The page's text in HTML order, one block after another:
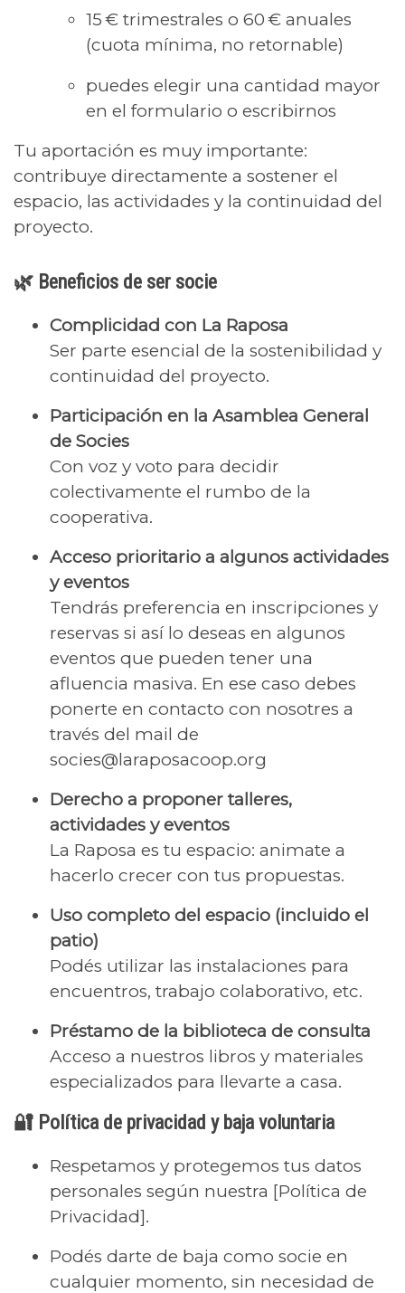
15 € trimestrales o 60 € anuales
(cuota mínima, no retornable)
puedes elegir una cantidad mayor
en el formulario o escribirnos
Tu aportación es muy importante:
contribuye directamente a sostener el
espacio, las actividades y la continuidad del
proyecto.
🌿 Beneficios de ser socie
Complicidad con La Raposa
Ser parte esencial de la sostenibilidad y
continuidad del proyecto.
Participación en la Asamblea General
de Socies
Con voz y voto para decidir
colectivamente el rumbo de la
cooperativa.
Acceso prioritario a algunos actividades
y eventos
Tendrás preferencia en inscripciones y
reservas si así lo deseas en algunos
eventos que pueden tener una
afluencia masiva. En ese caso debes
ponerte en contacto con nosotres a
través del mail de
socies@laraposacoop.org
Derecho a proponer talleres,
actividades y eventos
La Raposa es tu espacio: animate a
hacerlo crecer con tus propuestas.
Uso completo del espacio (incluido el
patio)
Podés utilizar las instalaciones para
encuentros, trabajo colaborativo, etc.
Préstamo de la biblioteca de consulta
Acceso a nuestros libros y materiales
especializados para llevarte a casa.
🔐 Política de privacidad y baja voluntaria
Respetamos y protegemos tus datos
personales según nuestra [Política de
Privacidad].
Podés darte de baja como socie en
cualquier momento, sin necesidad de